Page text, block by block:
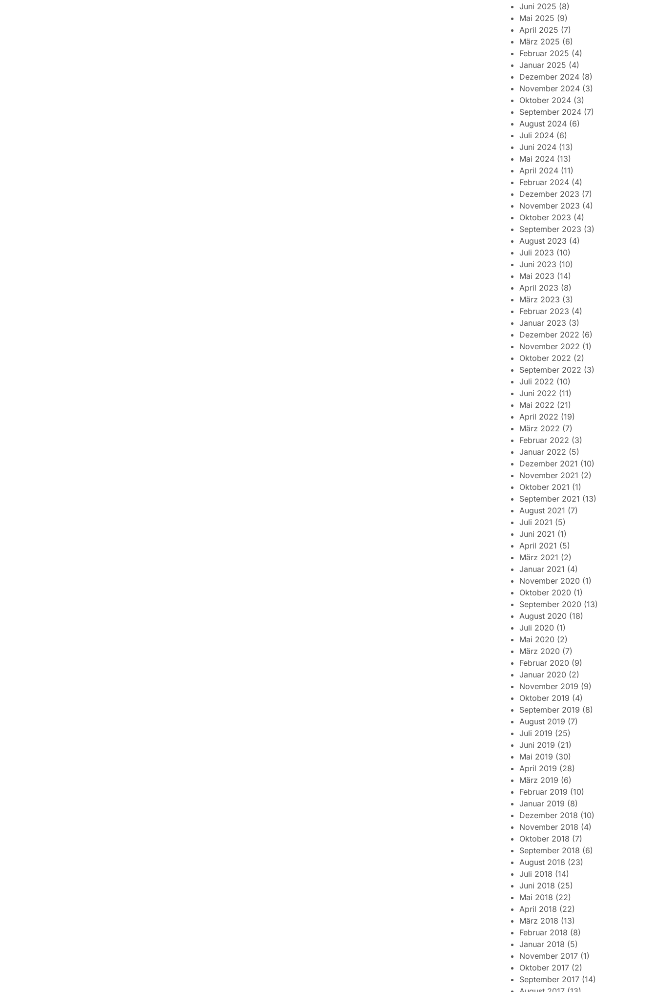
Juni 2025 (8)
Mai 2025 (9)
April 2025 (7)
März 2025 (6)
Februar 2025 (4)
Januar 2025 (4)
Dezember 2024 (8)
November 2024 (3)
Oktober 2024 (3)
September 2024 (7)
August 2024 (6)
Juli 2024 (6)
Juni 2024 (13)
Mai 2024 (13)
April 2024 (11)
Februar 2024 (4)
Dezember 2023 (7)
November 2023 (4)
Oktober 2023 (4)
September 2023 (3)
August 2023 (4)
Juli 2023 (10)
Juni 2023 (10)
Mai 2023 (14)
April 2023 (8)
März 2023 (3)
Februar 2023 (4)
Januar 2023 (3)
Dezember 2022 (6)
November 2022 (1)
Oktober 2022 (2)
September 2022 (3)
Juli 2022 (10)
Juni 2022 (11)
Mai 2022 (21)
April 2022 (19)
März 2022 (7)
Februar 2022 (3)
Januar 2022 (5)
Dezember 2021 (10)
November 2021 (2)
Oktober 2021 (1)
September 2021 (13)
August 2021 (7)
Juli 2021 (5)
Juni 2021 (1)
April 2021 (5)
März 2021 (2)
Januar 2021 (4)
November 2020 (1)
Oktober 2020 (1)
September 2020 (13)
August 2020 (18)
Juli 2020 (1)
Mai 2020 (2)
März 2020 (7)
Februar 2020 (9)
Januar 2020 (2)
November 2019 (9)
Oktober 2019 (4)
September 2019 (8)
August 2019 (7)
Juli 2019 (25)
Juni 2019 (21)
Mai 2019 (30)
April 2019 (28)
März 2019 (6)
Februar 2019 (10)
Januar 2019 (8)
Dezember 2018 (10)
November 2018 (4)
Oktober 2018 (7)
September 2018 (6)
August 2018 (23)
Juli 2018 (14)
Juni 2018 (25)
Mai 2018 (22)
April 2018 (22)
März 2018 (13)
Februar 2018 (8)
Januar 2018 (5)
November 2017 (1)
Oktober 2017 (2)
September 2017 (14)